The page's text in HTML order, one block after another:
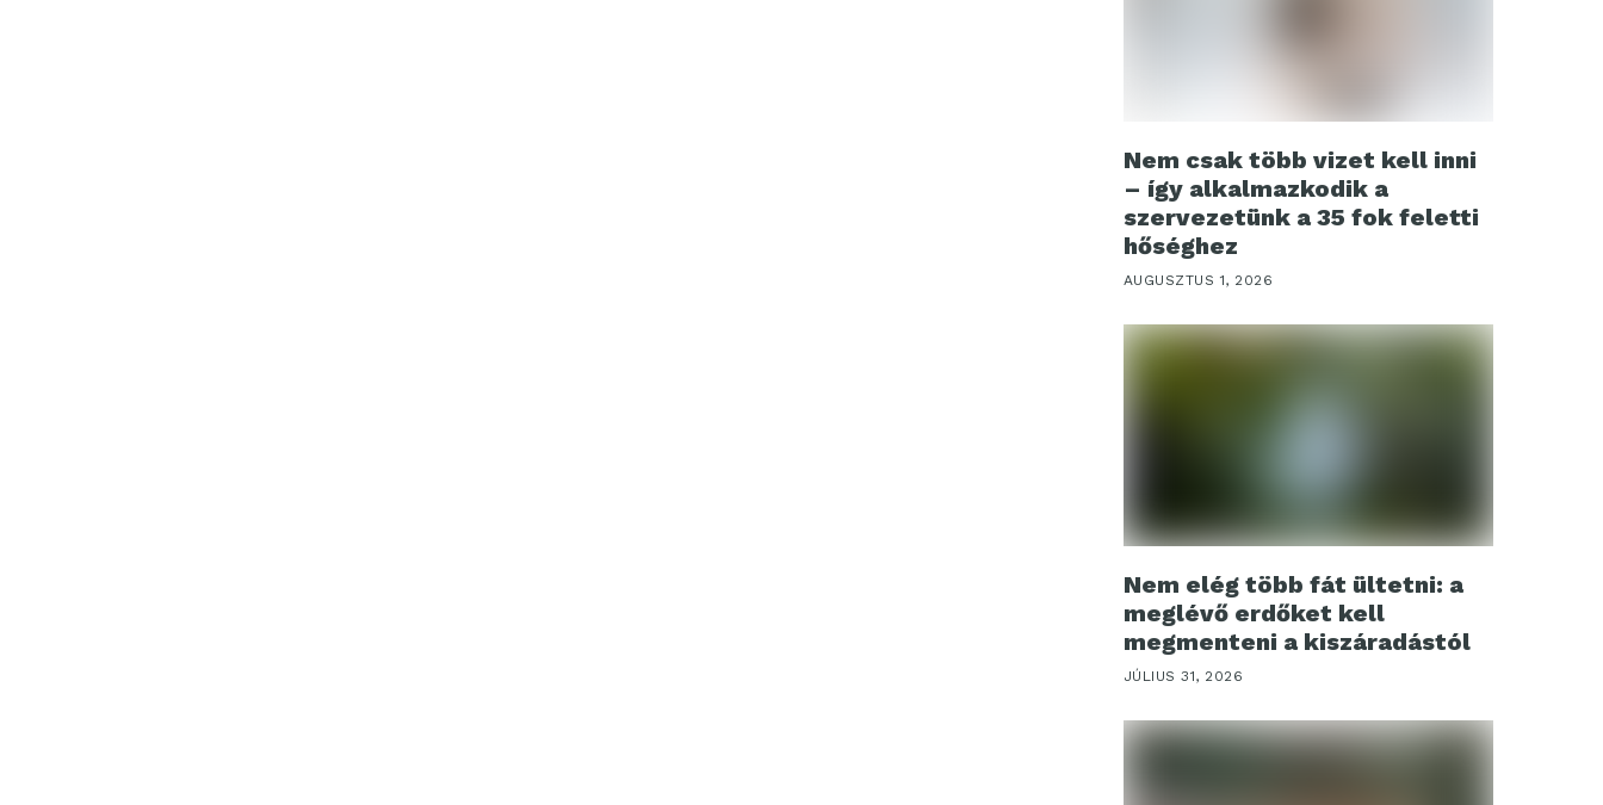
Nem csak több vizet kell inni
– így alkalmazkodik a
szervezetünk a 35 fok feletti
hőséghez
AUGUSZTUS 1, 2026
Nem elég több fát ültetni: a
meglévő erdőket kell
megmenteni a kiszáradástól
JÚLIUS 31, 2026